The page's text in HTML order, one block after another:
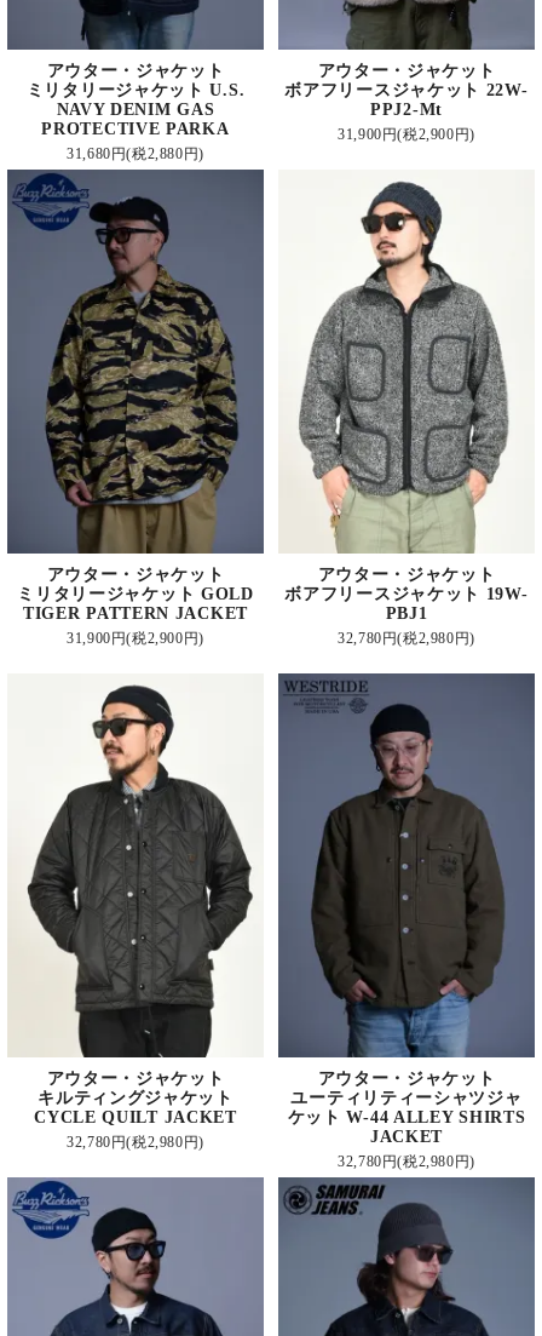
アウター・ジャケット
ミリタリージャケット U.S.
NAVY DENIM GAS
PROTECTIVE PARKA
31,680円(税2,880円)
アウター・ジャケット
ボアフリースジャケット 22W-
PPJ2-Mt
31,900円(税2,900円)
アウター・ジャケット
ミリタリージャケット GOLD
TIGER PATTERN JACKET
31,900円(税2,900円)
アウター・ジャケット
ボアフリースジャケット 19W-
PBJ1
32,780円(税2,980円)
アウター・ジャケット
キルティングジャケット
CYCLE QUILT JACKET
32,780円(税2,980円)
アウター・ジャケット
ユーティリティーシャツジャ
ケット W-44 ALLEY SHIRTS
JACKET
32,780円(税2,980円)